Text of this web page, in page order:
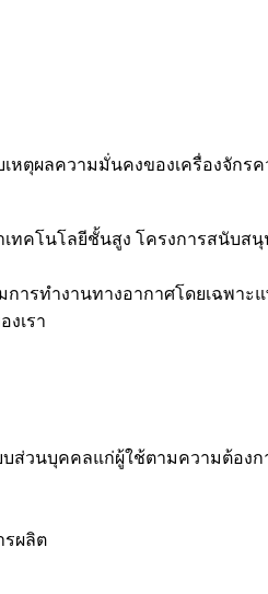
ตุผลความมั่นคงของเครื่องจัก
ทคโนโลยีชั้นสูง โครงการสนับ
ารทำงานทางอากาศโดยเฉพา
เรา
ส่วนบุคคลแก่ผู้ใช้ตามความต้องก
รผลิต